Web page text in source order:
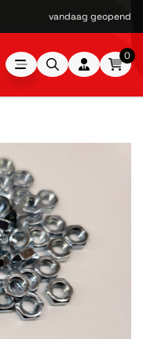
vandaag geopend
0